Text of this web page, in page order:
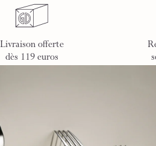
Livraison offerte
dès 119 euros